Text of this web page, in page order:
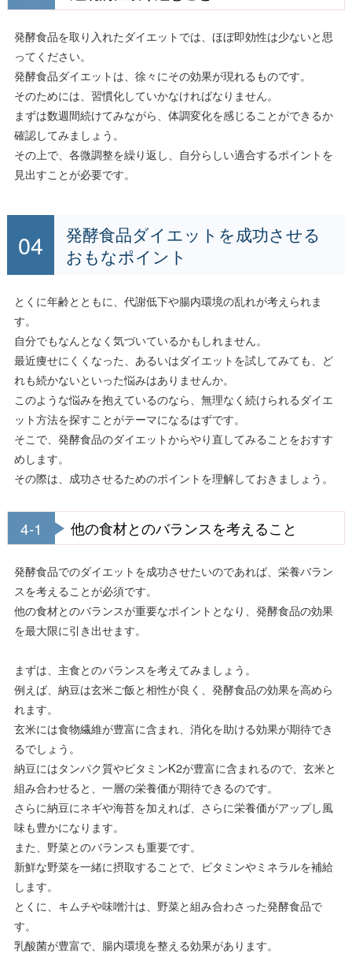
発酵食品を取り入れたダイエットでは、ほぼ即効性は少ないと思
ってください。
発酵食品ダイエットは、徐々にその効果が現れるものです。
そのためには、習慣化していかなければなりません。
まずは数週間続けてみながら、体調変化を感じることができるか
確認してみましょう。
その上で、各微調整を繰り返し、自分らしい適合するポイントを
見出すことが必要です。
発酵食品ダイエットを成功させる
おもなポイント
とくに年齢とともに、代謝低下や腸内環境の乱れが考えられま
す。
自分でもなんとなく気づいているかもしれません。
最近痩せにくくなった、あるいはダイエットを試してみても、ど
れも続かないといった悩みはありませんか。
このような悩みを抱えているのなら、無理なく続けられるダイエ
ット方法を探すことがテーマになるはずです。
そこで、発酵食品のダイエットからやり直してみることをおすす
めします。
その際は、成功させるためのポイントを理解しておきましょう。
4-1 他の食材とのバランスを考えること
発酵食品でのダイエットを成功させたいのであれば、栄養バラン
スを考えることが必須です。
他の食材とのバランスが重要なポイントとなり、発酵食品の効果
を最大限に引き出せます。
まずは、主食とのバランスを考えてみましょう。
例えば、納豆は玄米ご飯と相性が良く、発酵食品の効果を高めら
れます。
玄米には食物繊維が豊富に含まれ、消化を助ける効果が期待でき
るでしょう。
納豆にはタンパク質やビタミンK2が豊富に含まれるので、玄米と
組み合わせると、一層の栄養価が期待できるのです。
さらに納豆にネギや海苔を加えれば、さらに栄養価がアップし風
味も豊かになります。
また、野菜とのバランスも重要です。
新鮮な野菜を一緒に摂取することで、ビタミンやミネラルを補給
します。
とくに、キムチや味噌汁は、野菜と組み合わさった発酵食品で
す。
乳酸菌が豊富で、腸内環境を整える効果があります。